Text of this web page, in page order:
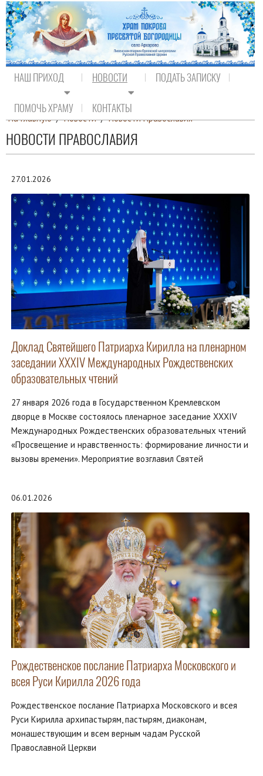
НАШ ПРИХОД НОВОСТИ ПОДАТЬ ЗАПИСКУ
ПОМОЧЬ ХРАМУ КОНТАКТЫ
На главную / Новости / Новости Православия
НОВОСТИ ПРАВОСЛАВИЯ
27.01.2026
Доклад Святейшего Патриарха Кирилла на пленарном
заседании XXXIV Международных Рождественских
образовательных чтений
27 января 2026 года в Государственном Кремлевском
дворце в Москве состоялось пленарное заседание XXXIV
Международных Рождественских образовательных чтений
«Просвещение и нравственность: формирование личности и
вызовы времени». Мероприятие возглавил Святей
06.01.2026
Рождественское послание Патриарха Московского и
всея Руси Кирилла 2026 года
Рождественское послание Патриарха Московского и всея
Руси Кирилла архипастырям, пастырям, диаконам,
монашествующим и всем верным чадам Русской
Православной Церкви